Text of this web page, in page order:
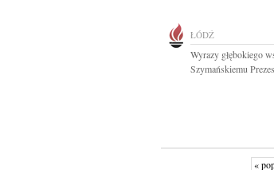
ŁÓDŹ
Wyrazy głębokiego
Szymańskiemu
«